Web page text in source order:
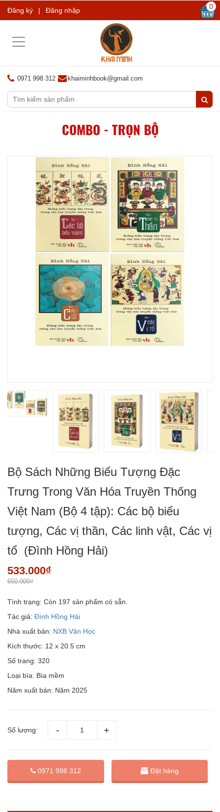
Đăng ký | Đăng nhập 0
Toggle
0971 998 312 khaiminhbook@gmail.com
COMBO - TRỌN BỘ
Bộ Sách Những Biểu Tượng Đặc
Trưng Trong Văn Hóa Truyền Thống
Việt Nam (Bộ 4 tập): Các bộ biểu
tượng, Các vị thần, Các linh vật, Các vị
tổ (Đình Hồng Hải)
533.000₫
650.000₫
Tình trạng: Còn 197 sản phẩm có sẵn.
Tác giả: Đình Hồng Hải
Nhà xuất bản: NXB Văn Học
Kích thước: 12 x 20.5 cm
Số trang: 320
Loại bìa: Bìa mềm
Năm xuất bản: Năm 2025
Số lượng:
0971 998 312 Đặt hàng